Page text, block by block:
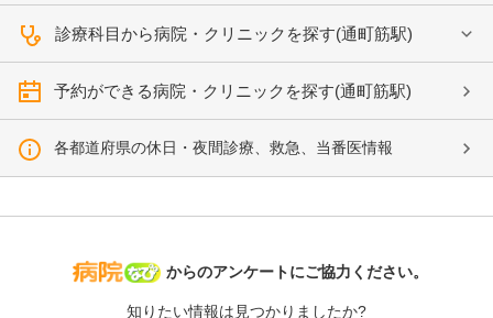
診療科目から病院・クリニックを探す(通町筋駅)
予約ができる病院・クリニックを探す(通町筋駅)
各都道府県の休日・夜間診療、救急、当番医情報
病院なび
からのアンケートにご協力ください。
知りたい情報は見つかりましたか?